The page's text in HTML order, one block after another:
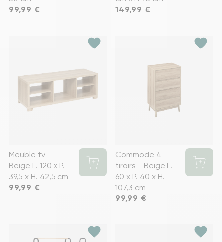
Prix
99,99 € Prix
149,99 €
favorite
Meuble tv -
Beige L. 120 x P.
39,5 x H. 42,5 cm
Prix
99,99 €
favorite
Commode 4
tiroirs - Beige L.
60 x P. 40 x H.
107,3 cm
Prix
99,99 €
favorite favorite